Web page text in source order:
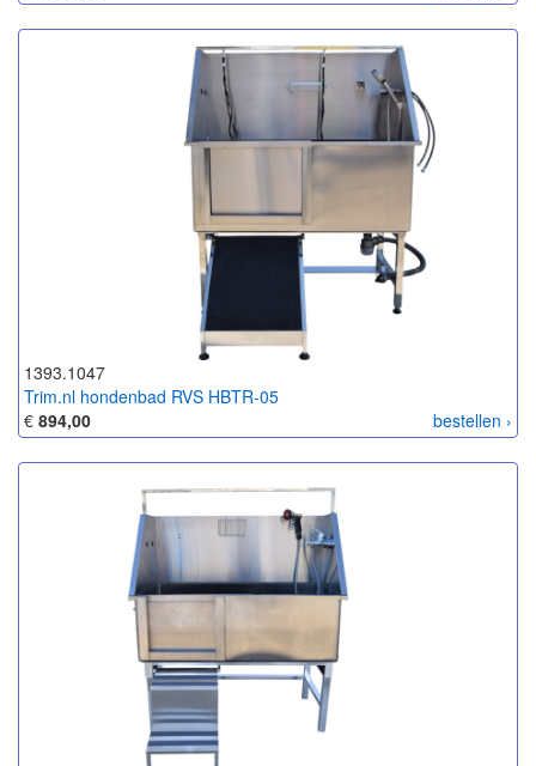
1393.1047
Trim.nl hondenbad RVS HBTR-05
bestellen ›
€ 894,00